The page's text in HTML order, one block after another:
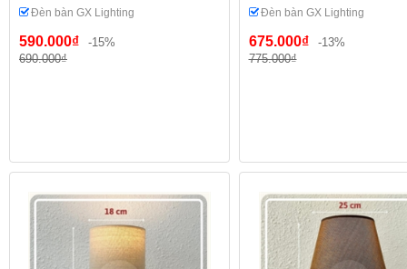
Đèn bàn GX Lighting
590.000₫
-15%
690.000₫
Đèn bàn GX Lighting
675.000₫
-13%
775.000₫